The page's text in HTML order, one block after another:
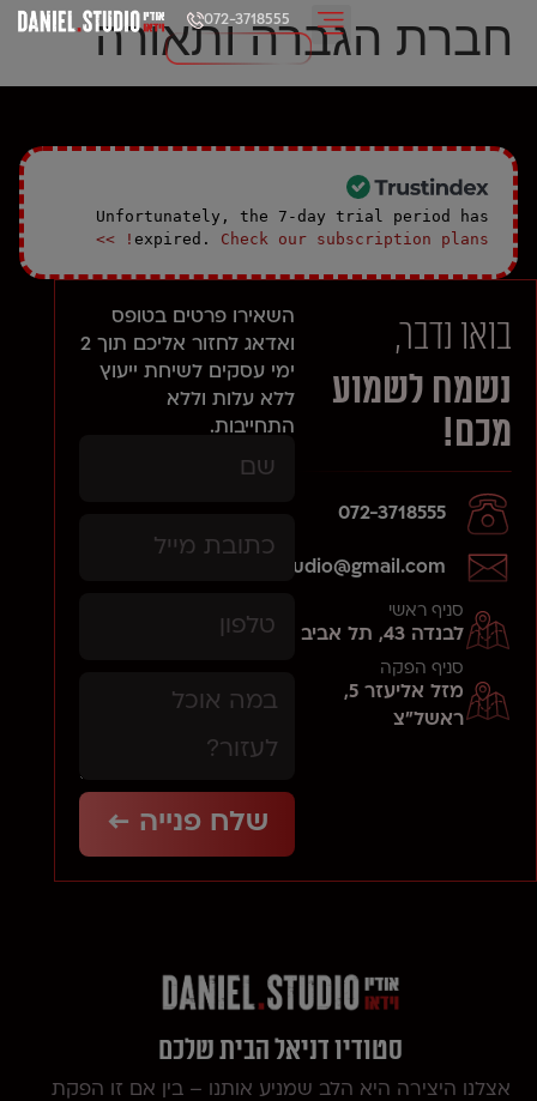
072-3718555
חברת הגברה ותאורה
Unfortunately, the 7-day trial period has
expired. Check our subscription plans! >>
בואו נדבר,
נשמח לשמוע
מכם!
072-3718555
daniels.studio@gmail.com
סניף ראשי
לבנדה 43, תל אביב
סניף הפקה
מזל אליעזר 5,
ראשל"צ
השאירו פרטים בטופס
ואדאג לחזור אליכם תוך 2
ימי עסקים לשיחת ייעוץ
ללא עלות וללא
התחייבות.
שלח פנייה ←
סטודיו דניאל הבית שלכם
אצלנו היצירה היא הלב שמניע אותנו – בין אם זו הפקת